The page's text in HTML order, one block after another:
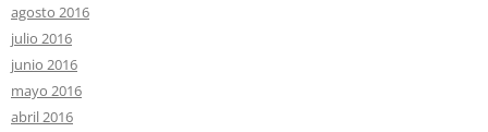
agosto 2016
julio 2016
junio 2016
mayo 2016
abril 2016